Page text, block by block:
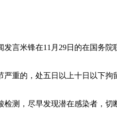
言米锋在11月29日的在国务
重的，处五日以上十日以下拘
测，尽早发现潜在感染者，